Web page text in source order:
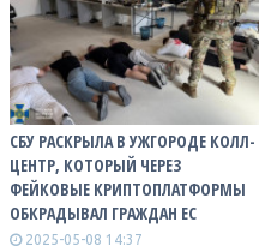
СБУ РАСКРЫЛА В УЖГОРОДЕ КОЛЛ-
ЦЕНТР, КОТОРЫЙ ЧЕРЕЗ
ФЕЙКОВЫЕ КРИПТОПЛАТФОРМЫ
ОБКРАДЫВАЛ ГРАЖДАН ЕС
2025-05-08 14:37